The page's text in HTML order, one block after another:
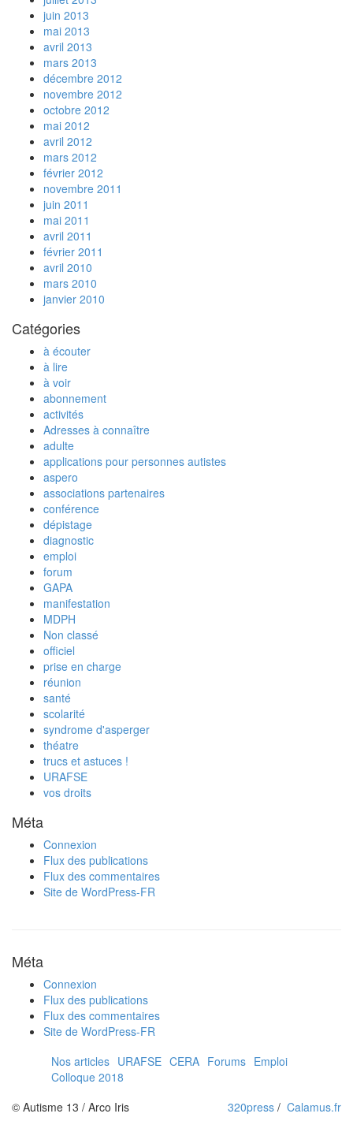
juin 2013
mai 2013
avril 2013
mars 2013
décembre 2012
novembre 2012
octobre 2012
mai 2012
avril 2012
mars 2012
février 2012
novembre 2011
juin 2011
mai 2011
avril 2011
février 2011
avril 2010
mars 2010
janvier 2010
Catégories
à écouter
à lire
à voir
abonnement
activités
Adresses à connaître
adulte
applications pour personnes autistes
aspero
associations partenaires
conférence
dépistage
diagnostic
emploi
forum
GAPA
manifestation
MDPH
Non classé
officiel
prise en charge
réunion
santé
scolarité
syndrome d'asperger
théatre
trucs et astuces !
URAFSE
vos droits
Méta
Connexion
Flux des publications
Flux des commentaires
Site de WordPress-FR
Méta
Connexion
Flux des publications
Flux des commentaires
Site de WordPress-FR
Nos articles URAFSE CERA Forums Emploi
Colloque 2018
320press / Calamus.fr
© Autisme 13 / Arco Iris